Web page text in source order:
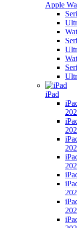
Apple
iPad